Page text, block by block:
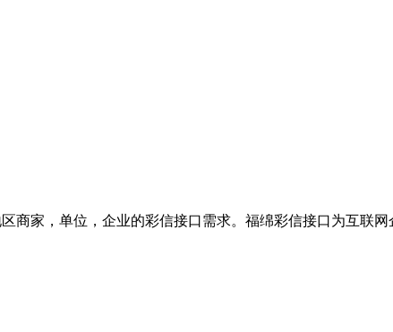
商家，单位，企业的彩信接口需求。福绵彩信接口为互联